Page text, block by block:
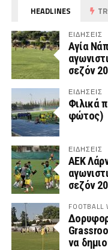
HEADLINES
ΕΙΔΗΣΕΙΣ
Αγία
σεζόν
ΕΙΔΗΣΕΙΣ
Φιλικά
φώτος)
ΕΙΔΗΣΕΙΣ
AEK
σεζόν
FOOTBALL
να